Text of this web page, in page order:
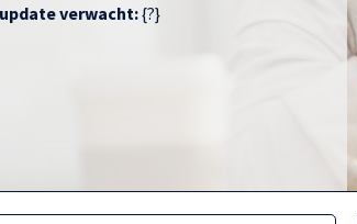
verwacht:{?}